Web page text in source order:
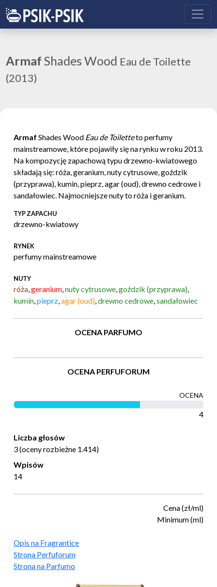
Armaf Shades Wood Eau de Toilette
(2013)
Armaf Shades Wood Eau de Toiletteto perfumy
mainstreamowe, które pojawiły się na rynku w roku 2013.
Na kompozycję zapachową typu drzewno-kwiatowego
składają się: róża, geranium, nuty cytrusowe, goździk
(przyprawa), kumin, pieprz, agar (oud), drewno cedrowe i
sandałowiec. Najmocniejsze nuty to róża i geranium.
TYP ZAPACHU
drzewno-kwiatowy
RYNEK
perfumy mainstreamowe
NUTY
róża,geranium,nuty cytrusowe,goździk (przyprawa),
kumin,pieprz,agar (oud),drewno cedrowe,sandałowiec
OCENA PARFUMO
OCENA PERFUFORUM
OCENA
4
Liczba głosów
3 (oceny rozbieżne 1.414)
Wpisów
14
Cena (zł/ml)
Minimum (ml)
Opis na Fragrantice
Strona Perfuforum
Strona na Parfumo